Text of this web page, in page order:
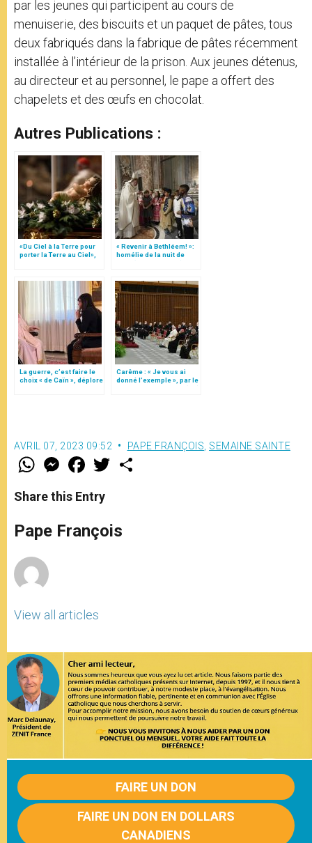
par les jeunes qui participent au cours de
menuiserie, des biscuits et un paquet de pâtes, tous
deux fabriqués dans la fabrique de pâtes récemment
installée à l’intérieur de la prison. Aux jeunes détenus,
au directeur et au personnel, le pape a offert des
chapelets et des œufs en chocolat.
Autres Publications :
«Du Ciel à la Terre pour
porter la Terre au Ciel»,
« Revenir à Bethléem! »:
homélie de la nuit de
Noël (texte complet)
La guerre, c’est faire le
choix « de Caïn », déplore
Carême : « Je vous ai
donné l’exemple », par le
card. Cantalamessa (5/5)
AVRIL 07, 2023 09:52 PAPE FRANÇOIS SEMAINE SAINTE
W
t
s
p
p
M
e
s
e
g
e
F
a
e
b
o
k
w
r
Share this Entry
Pape François
View all articles
FAIRE UN DON
FAIRE UN DON EN DOLLARS
CANADIENS